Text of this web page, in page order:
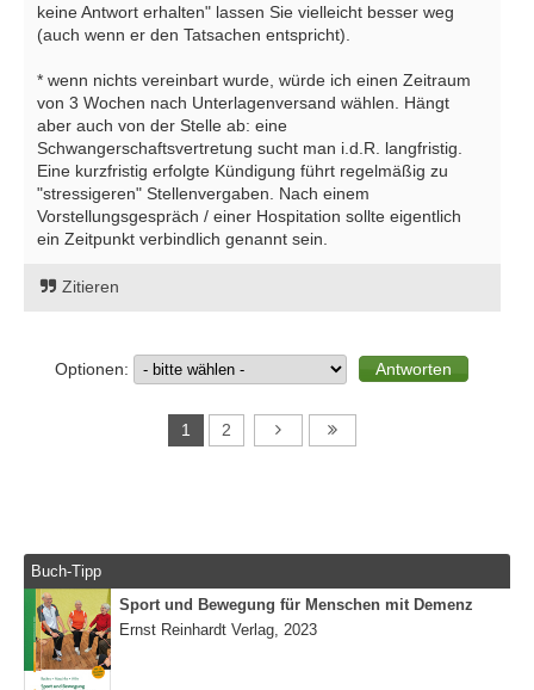
keine Antwort erhalten" lassen Sie vielleicht besser weg
(auch wenn er den Tatsachen entspricht).
* wenn nichts vereinbart wurde, würde ich einen Zeitraum
von 3 Wochen nach Unterlagenversand wählen. Hängt
aber auch von der Stelle ab: eine
Schwangerschaftsvertretung sucht man i.d.R. langfristig.
Eine kurzfristig erfolgte Kündigung führt regelmäßig zu
"stressigeren" Stellenvergaben. Nach einem
Vorstellungsgespräch / einer Hospitation sollte eigentlich
ein Zeitpunkt verbindlich genannt sein.
Zitieren
Optionen:
1 2
Buch-Tipp
Sport und Bewegung für Menschen mit Demenz
Ernst Reinhardt Verlag, 2023